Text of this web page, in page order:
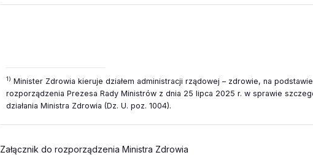
1) Minister Zdrowia kieruje działem administracji rządowej – zdrowie, na
rozporządzenia Prezesa Rady Ministrów z dnia 25 lipca 2025 r. w sprawie
działania Ministra Zdrowia (Dz. U. poz. 1004).
Załącznik do rozporządzenia Ministra Zdrowia